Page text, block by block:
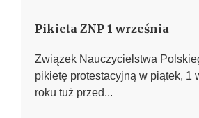
Pikieta ZNP 1 września
Związek Nauczycielstwa
pikietę protestacyjną w piątek, 1
roku tuż przed...